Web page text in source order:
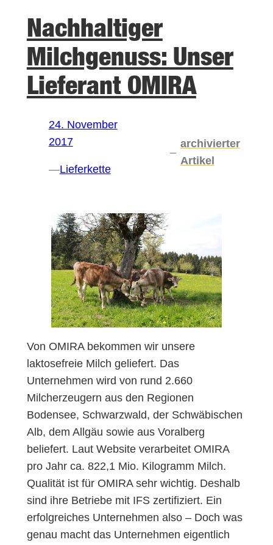
Nachhaltiger
Milchgenuss: Unser
Lieferant OMIRA
24. November
2017
—Lieferkette
–
archivierter
Artikel
Von OMIRA bekommen wir unsere
laktosefreie Milch geliefert. Das
Unternehmen wird von rund 2.660
Milcherzeugern aus den Regionen
Bodensee, Schwarzwald, der Schwäbischen
Alb, dem Allgäu sowie aus Voralberg
beliefert. Laut Website verarbeitet OMIRA
pro Jahr ca. 822,1 Mio. Kilogramm Milch.
Qualität ist für OMIRA sehr wichtig. Deshalb
sind ihre Betriebe mit IFS zertifiziert. Ein
erfolgreiches Unternehmen also – Doch was
genau macht das Unternehmen eigentlich